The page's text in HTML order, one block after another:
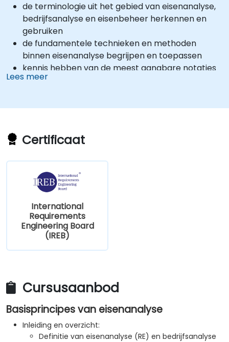
de terminologie uit het gebied van eisenanalyse,
bedrijfsanalyse en eisenbeheer herkennen en
gebruiken
de fundamentele technieken en methoden
binnen eisenanalyse begrijpen en toepassen
kennis hebben van de meest gangbare notaties
voor het vastleggen van eisen.
Lees meer
Certificaat
International
Requirements
Engineering Board
(IREB)
Cursusaanbod
Basisprincipes van eisenanalyse
Inleiding en overzicht:
Definitie van eisenanalyse (RE) en bedrijfsanalyse